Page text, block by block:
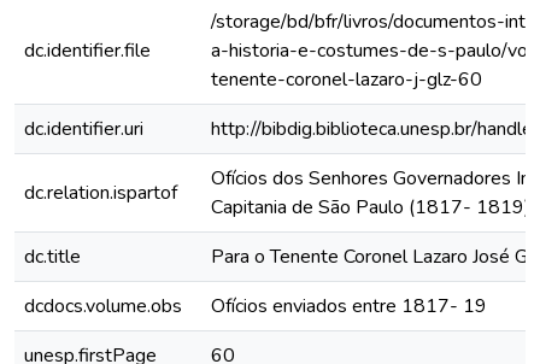
dc.identifier.file
/storage/bd/bfr/livros/documentos-
a-historia-e-costumes-de-s-paulo/
tenente-coronel-lazaro-j-glz-60
dc.identifier.uri
http://bibdig.biblioteca.unesp.br/
dc.relation.ispartof
Ofícios dos Senhores Governadores
Capitania de São Paulo (1817- 1819)
dc.title
Para o Tenente Coronel Lazaro José
dcdocs.volume.obs
Ofícios enviados entre 1817- 19
unesp.firstPage
60